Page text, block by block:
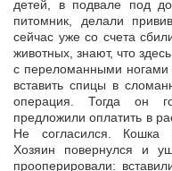
детей, в подвале под
питомник, делали
сейчас уже со счета
животных, знают, что
с переломанными
вставить спицы в
операция. Тогда он
предложили оплатить в
Не согласился. Кошка
Хозяин повернулся и
прооперировали: